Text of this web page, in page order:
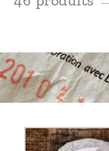
producteurs,
Qui
sommes-
nous ?
le thé